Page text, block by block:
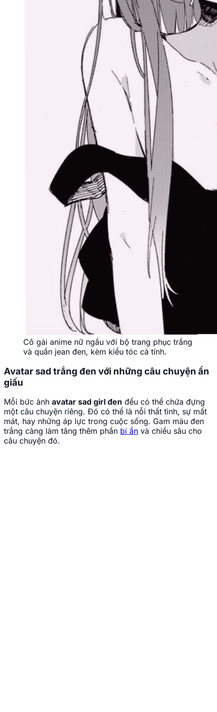
Cô gái anime nữ ngầu với bộ trang phục trắng
và quần jean đen, kèm kiểu tóc cá tính.
Avatar sad trắng đen với những câu chuyện ẩn
giấu
Mỗi bức ảnh avatar sad girl đen đều có thể chứa đựng
một câu chuyện riêng. Đó có thể là nỗi thất tình, sự mất
mát, hay những áp lực trong cuộc sống. Gam màu đen
trắng càng làm tăng thêm phần bí ẩn và chiều sâu cho
câu chuyện đó.